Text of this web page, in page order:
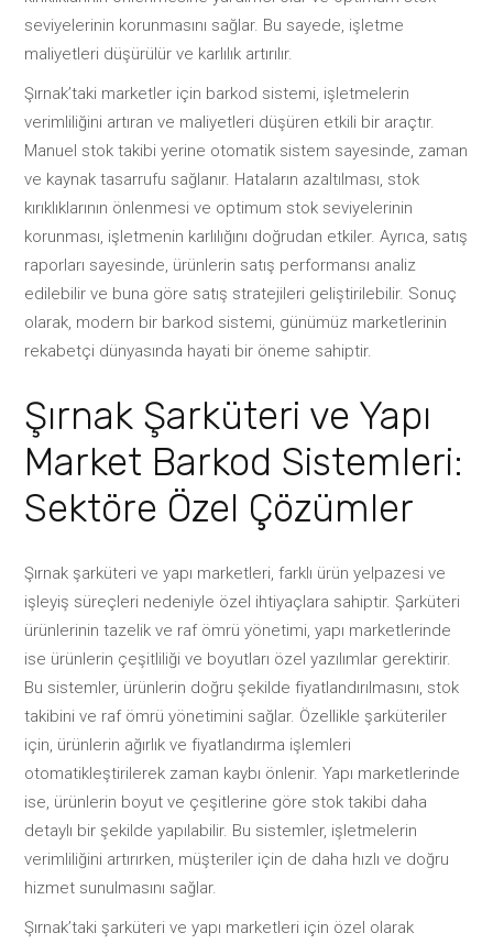
seviyelerinin korunmasını sağlar. Bu sayede, işletme
maliyetleri düşürülür ve karlılık artırılır.
Şırnak’taki marketler için barkod sistemi, işletmelerin
verimliliğini artıran ve maliyetleri düşüren etkili bir araçtır.
Manuel stok takibi yerine otomatik sistem sayesinde, zaman
ve kaynak tasarrufu sağlanır. Hataların azaltılması, stok
kırıklıklarının önlenmesi ve optimum stok seviyelerinin
korunması, işletmenin karlılığını doğrudan etkiler. Ayrıca, satış
raporları sayesinde, ürünlerin satış performansı analiz
edilebilir ve buna göre satış stratejileri geliştirilebilir. Sonuç
olarak, modern bir barkod sistemi, günümüz marketlerinin
rekabetçi dünyasında hayati bir öneme sahiptir.
Şırnak Şarküteri ve Yapı
Market Barkod Sistemleri:
Sektöre Özel Çözümler
Şırnak şarküteri ve yapı marketleri, farklı ürün yelpazesi ve
işleyiş süreçleri nedeniyle özel ihtiyaçlara sahiptir. Şarküteri
ürünlerinin tazelik ve raf ömrü yönetimi, yapı marketlerinde
ise ürünlerin çeşitliliği ve boyutları özel yazılımlar gerektirir.
Bu sistemler, ürünlerin doğru şekilde fiyatlandırılmasını, stok
takibini ve raf ömrü yönetimini sağlar. Özellikle şarküteriler
için, ürünlerin ağırlık ve fiyatlandırma işlemleri
otomatikleştirilerek zaman kaybı önlenir. Yapı marketlerinde
ise, ürünlerin boyut ve çeşitlerine göre stok takibi daha
detaylı bir şekilde yapılabilir. Bu sistemler, işletmelerin
verimliliğini artırırken, müşteriler için de daha hızlı ve doğru
hizmet sunulmasını sağlar.
Şırnak’taki şarküteri ve yapı marketleri için özel olarak